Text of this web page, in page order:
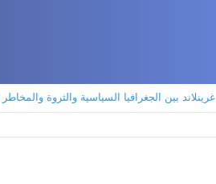
غرينلاند بين الجغرافيا السياسية والثروة والمخاطر